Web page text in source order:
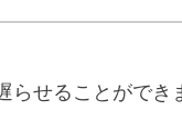
らせることができ